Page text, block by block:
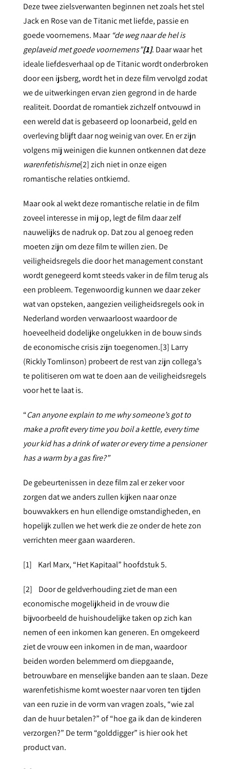
Deze twee zielsverwanten beginnen net zoals het stel
Jack en Rose van de Titanic met liefde, passie en
goede voornemens. Maar “de weg naar de hel is
geplaveid met goede voornemens”[1]. Daar waar het
ideale liefdesverhaal op de Titanic wordt onderbroken
door een ijsberg, wordt het in deze film vervolgd zodat
we de uitwerkingen ervan zien gegrond in de harde
realiteit. Doordat de romantiek zichzelf ontvouwd in
een wereld dat is gebaseerd op loonarbeid, geld en
overleving blijft daar nog weinig van over. En er zijn
volgens mij weinigen die kunnen ontkennen dat deze
warenfetishisme[2]zich niet in onze eigen
romantische relaties ontkiemd.
Maar ook al wekt deze romantische relatie in de film
zoveel interesse in mij op, legt de film daar zelf
nauwelijks de nadruk op. Dat zou al genoeg reden
moeten zijn om deze film te willen zien. De
veiligheidsregels die door het management constant
wordt genegeerd komt steeds vaker in de film terug als
een probleem. Tegenwoordig kunnen we daar zeker
wat van opsteken, aangezien veiligheidsregels ook in
Nederland worden verwaarloost waardoor de
hoeveelheid dodelijke ongelukken in de bouw sinds
de economische crisis zijn toegenomen.[3] Larry
(Rickly Tomlinson) probeert de rest van zijn collega’s
te politiseren om wat te doen aan de veiligheidsregels
voor het te laat is.
“Can anyone explain to me why someone’s got to
make a profit every time you boil a kettle, every time
your kid has a drink of water or every time a pensioner
has a warm by a gas fire?”
De gebeurtenissen in deze film zal er zeker voor
zorgen dat we anders zullen kijken naar onze
bouwvakkers en hun ellendige omstandigheden, en
hopelijk zullen we het werk die ze onder de hete zon
verrichten meer gaan waarderen.
[1] Karl Marx, “Het Kapitaal” hoofdstuk 5.
[2] Door de geldverhouding ziet de man een
economische mogelijkheid in de vrouw die
bijvoorbeeld de huishoudelijke taken op zich kan
nemen of een inkomen kan generen. En omgekeerd
ziet de vrouw een inkomen in de man, waardoor
beiden worden belemmerd om diepgaande,
betrouwbare en menselijke banden aan te slaan. Deze
warenfetishisme komt woester naar voren ten tijden
van een ruzie in de vorm van vragen zoals, “wie zal
dan de huur betalen?” of “hoe ga ik dan de kinderen
verzorgen?” De term “golddigger” is hier ook het
product van.